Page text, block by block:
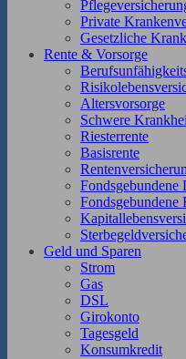
Private
Gesetzliche
Rente & Vorsorge
Altersvorsorge
Schwere
Riesterrente
Basisrente
Fondsgebundene
Fondsgebundene
Geld und Sparen
Strom
Gas
DSL
Girokonto
Tagesgeld
Konsumkredit